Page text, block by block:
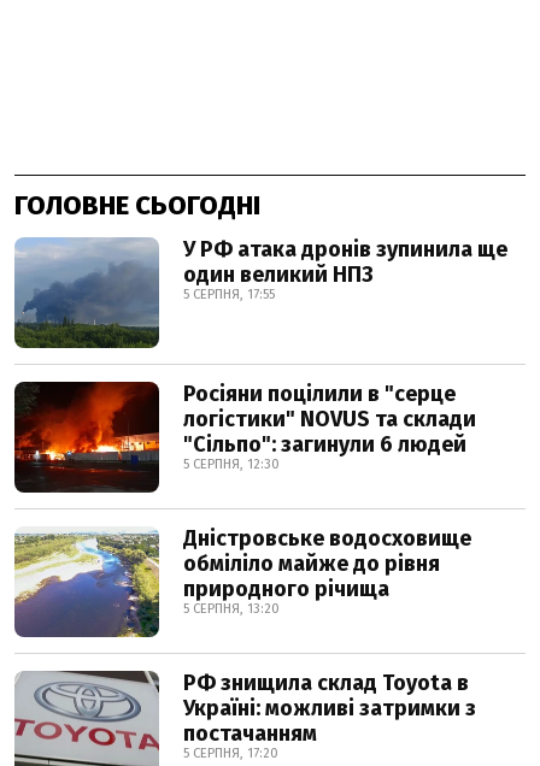
ГОЛОВНЕ СЬОГОДНІ
У РФ атака дронів зупинила ще
один великий НПЗ
5 СЕРПНЯ, 17:55
Росіяни поцілили в "серце
логістики" NOVUS та склади
"Сільпо": загинули 6 людей
5 СЕРПНЯ, 12:30
Дністровське водосховище
обміліло майже до рівня
природного річища
5 СЕРПНЯ, 13:20
РФ знищила склад Toyota в
Україні: можливі затримки з
постачанням
5 СЕРПНЯ, 17:20